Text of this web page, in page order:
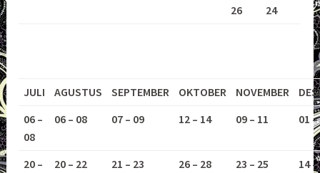
26
24
JULI AGUSTUS SEPTEMBER OKTOBER NOVEMBER
06 –
08
06 – 08 07 – 09 12 – 14 09 – 11 01
20 – 20 – 22 21 – 23 26 – 28 23 – 25 14